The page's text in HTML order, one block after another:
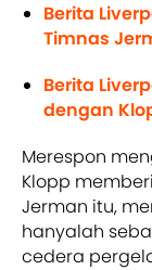
Berita
Timnas
Berita
dengan
Merespon
Klopp
Jerman itu,
hanyalah
cedera